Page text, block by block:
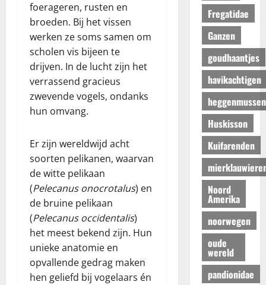
foerageren, rusten en
broeden. Bij het vissen
werken ze soms samen om
scholen vis bijeen te
drijven. In de lucht zijn het
verrassend gracieus
zwevende vogels, ondanks
hun omvang.
Er zijn wereldwijd acht
soorten pelikanen, waarvan
de witte pelikaan
(Pelecanus onocrotalus) en
de bruine pelikaan
(Pelecanus occidentalis)
het meest bekend zijn. Hun
unieke anatomie en
opvallende gedrag maken
hen geliefd bij vogelaars én
Fregatidae
Ganzen
goudhaantjes
havikachtigen
heggenmussen
Huskisson
Kuifarenden
Noord
Amerika
noorwegen
oude
wereld
pandionidae